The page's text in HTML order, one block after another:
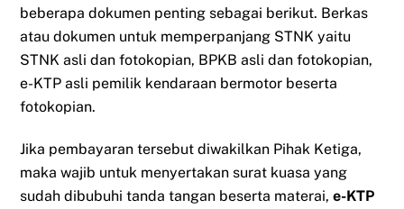
beberapa dokumen penting sebagai berikut. Berkas
atau dokumen untuk memperpanjang STNK yaitu
STNK asli dan fotokopian, BPKB asli dan fotokopian,
e-KTP asli pemilik kendaraan bermotor beserta
fotokopian.
Jika pembayaran tersebut diwakilkan Pihak Ketiga,
maka wajib untuk menyertakan surat kuasa yang
sudah dibubuhi tanda tangan beserta materai,e-KTP